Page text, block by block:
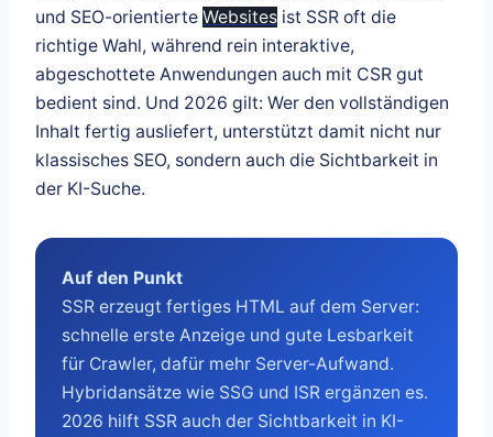
und SEO-orientierte Websites ist SSR oft die
richtige Wahl, während rein interaktive,
abgeschottete Anwendungen auch mit CSR gut
bedient sind. Und 2026 gilt: Wer den vollständigen
Inhalt fertig ausliefert, unterstützt damit nicht nur
klassisches SEO, sondern auch die Sichtbarkeit in
der KI-Suche.
Auf den Punkt
SSR erzeugt fertiges HTML auf dem Server:
schnelle erste Anzeige und gute Lesbarkeit
für Crawler, dafür mehr Server-Aufwand.
Hybridansätze wie SSG und ISR ergänzen es.
2026 hilft SSR auch der Sichtbarkeit in KI-